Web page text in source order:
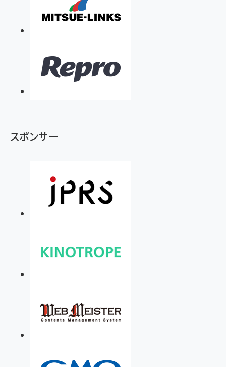
スポンサー